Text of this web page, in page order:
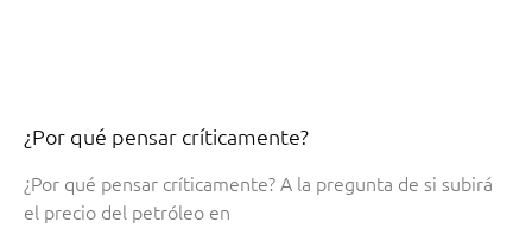
¿Por qué pensar críticamente?
¿Por qué pensar críticamente? A la pregunta de si subirá
el precio del petróleo en